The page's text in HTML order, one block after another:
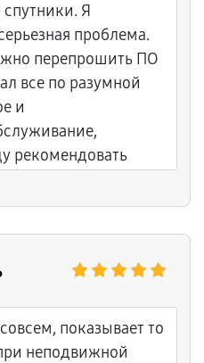
Я
проблема.
перепрошить ПО
все по разумной
и
рекомендовать
показывает то
неподвижной